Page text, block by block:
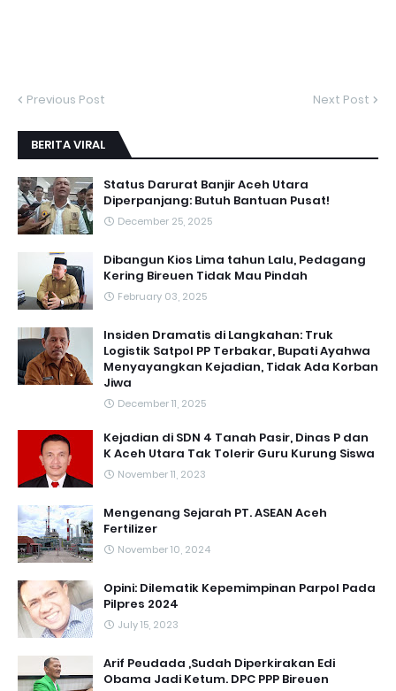
Previous Post Next Post
BERITA VIRAL
Status Darurat Banjir Aceh Utara
Diperpanjang: Butuh Bantuan Pusat!
December 25, 2025
Dibangun Kios Lima tahun Lalu, Pedagang
Kering Bireuen Tidak Mau Pindah
February 03, 2025
Insiden Dramatis di Langkahan: Truk
Logistik Satpol PP Terbakar, Bupati Ayahwa
Menyayangkan Kejadian, Tidak Ada Korban
Jiwa
December 11, 2025
Kejadian di SDN 4 Tanah Pasir, Dinas P dan
K Aceh Utara Tak Tolerir Guru Kurung Siswa
November 11, 2023
Mengenang Sejarah PT. ASEAN Aceh
Fertilizer
November 10, 2024
Opini: Dilematik Kepemimpinan Parpol Pada
Pilpres 2024
July 15, 2023
Arif Peudada ,Sudah Diperkirakan Edi
Obama Jadi Ketum. DPC PPP Bireuen